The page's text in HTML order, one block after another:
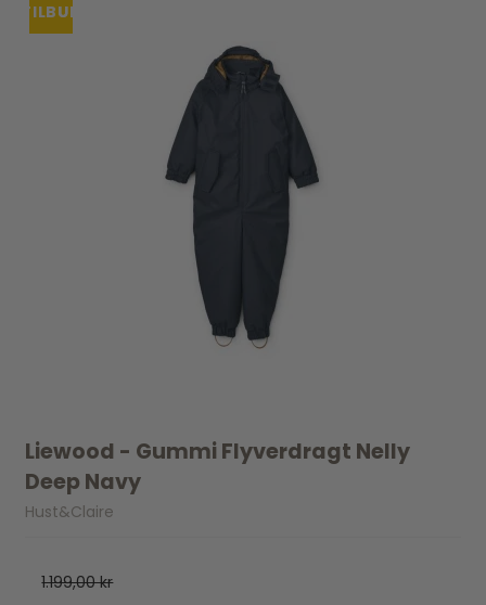
TILBUDUDSOLGT
Liewood - Gummi Flyverdragt Nelly
Deep Navy
Hust&Claire
1.199,00 kr